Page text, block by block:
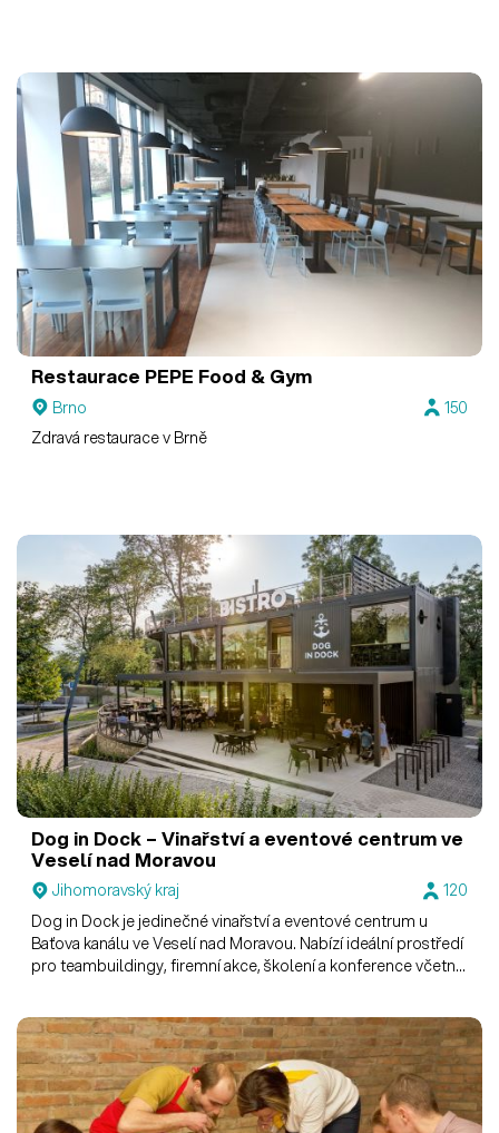
Restaurace PEPE Food & Gym
Brno
150
Zdravá restaurace v Brně
Dog in Dock – Vinařství a eventové centrum ve
Veselí nad Moravou
Jihomoravský kraj
120
Dog in Dock je jedinečné vinařství a eventové centrum u
Baťova kanálu ve Veselí nad Moravou. Nabízí ideální prostředí
pro teambuildingy, firemní akce, školení a konference včetně